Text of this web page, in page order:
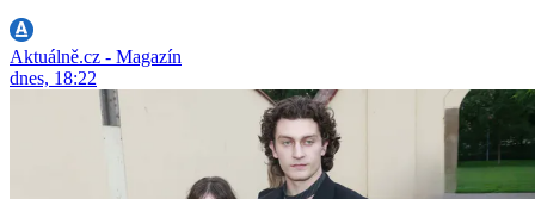
Aktuálně.cz - Magazín
dnes, 18:22